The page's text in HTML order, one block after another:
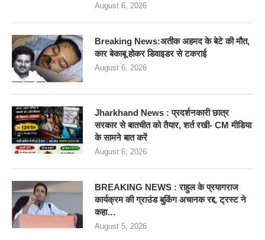
August 6, 2026
Breaking News:अतीक अहमद के बेटे की मौत,
कार बेकाबू होकर डिवाइडर से टकराई
August 6, 2026
Jharkhand News : प्रदर्शनकारी छात्र
सरकार से बातचीत को तैयार, शर्त रखी- CM मीडिया
के सामने बात करें
August 6, 2026
BREAKING NEWS : राहुल के प्रयागराज
कार्यक्रम की ग्राउंड बुकिंग अचानक रद्द, ट्रस्ट ने
कहा…
August 5, 2026